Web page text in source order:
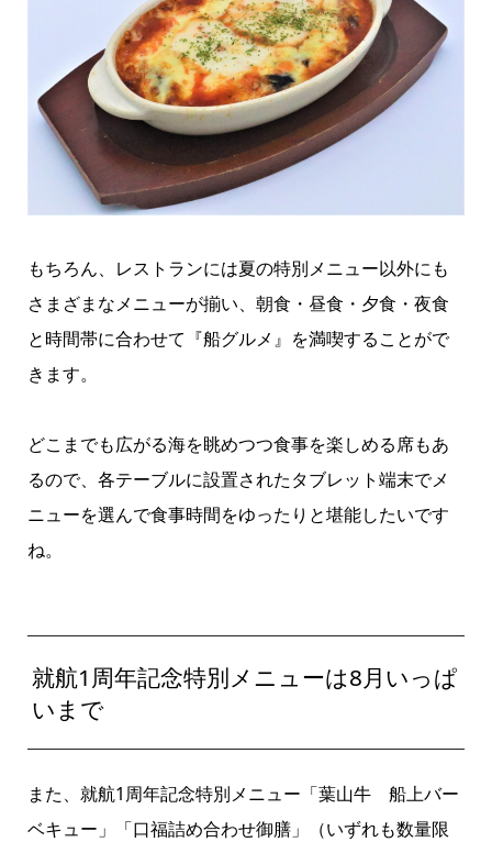
もちろん、レストランには夏の特別メニュー以外にも
さまざまなメニューが揃い、朝食・昼食・夕食・夜食
と時間帯に合わせて『船グルメ』を満喫することがで
きます。
どこまでも広がる海を眺めつつ食事を楽しめる席もあ
るので、各テーブルに設置されたタブレット端末でメ
ニューを選んで食事時間をゆったりと堪能したいです
ね。
就航1周年記念特別メニューは8月いっぱ
いまで
また、就航1周年記念特別メニュー「葉山牛 船上バー
ベキュー」「口福詰め合わせ御膳」（いずれも数量限